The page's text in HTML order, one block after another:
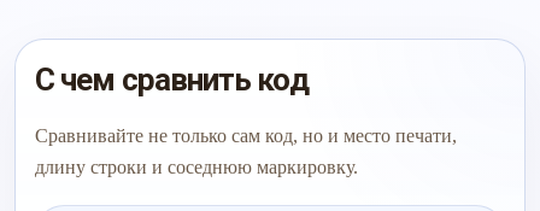
С чем сравнить код
Сравнивайте не только сам код, но и место печати,
длину строки и соседнюю маркировку.